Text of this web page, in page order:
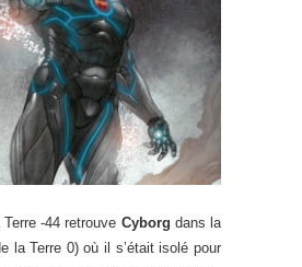
-44 retrouve Cyborg dans la
la Terre 0) où il s’était isolé pour